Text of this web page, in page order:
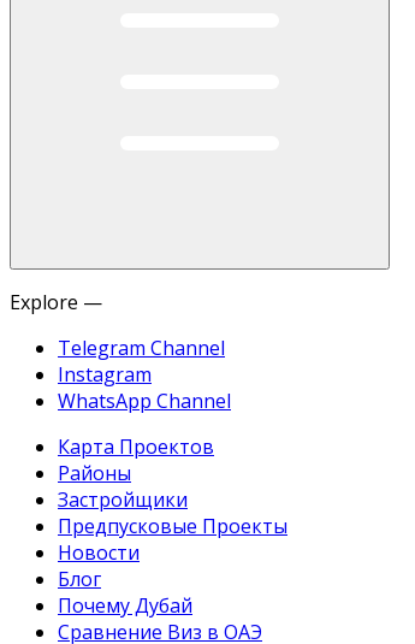
Explore —
Telegram Channel
Instagram
WhatsApp Channel
Карта Проектов
Районы
Застройщики
Предпусковые Проекты
Новости
Блог
Почему Дубай
Сравнение Виз в ОАЭ